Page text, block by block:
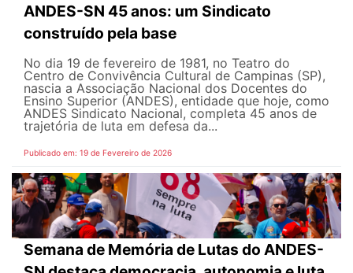
ANDES-SN 45 anos: um Sindicato
construído pela base
No dia 19 de fevereiro de 1981, no Teatro do
Centro de Convivência Cultural de Campinas (SP),
nascia a Associação Nacional dos Docentes do
Ensino Superior (ANDES), entidade que hoje, como
ANDES Sindicato Nacional, completa 45 anos de
trajetória de luta em defesa da...
Publicado em: 19 de Fevereiro de 2026
Semana de Memória de Lutas do ANDES-